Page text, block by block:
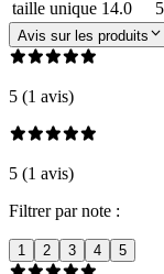
taille unique 14.0
Avis sur les produits
5 (1 avis)
5 (1 avis)
Filtrer par note :
1 2 3 4 5